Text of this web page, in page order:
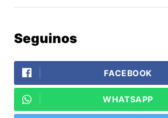
Seguinos
FACEBOOK
WHATSAPP